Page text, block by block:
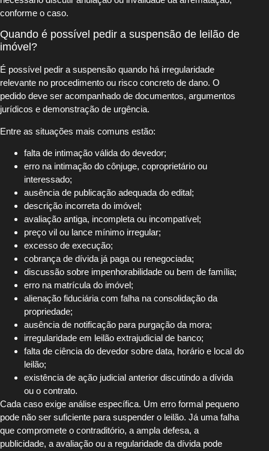
conforme o caso.
Quando é possível pedir a suspensão de leilão de
imóvel?
É possível pedir a suspensão quando há irregularidade
relevante no procedimento ou risco concreto de dano. O
pedido deve ser acompanhado de documentos, argumentos
jurídicos e demonstração de urgência.
Entre as situações mais comuns estão:
falta de intimação válida do devedor;
erro na intimação do cônjuge, coproprietário ou
interessado;
ausência de publicação adequada do edital;
descrição incorreta do imóvel;
avaliação antiga, incompleta ou incompatível;
preço vil ou lance mínimo irregular;
excesso de execução;
cobrança de dívida já paga ou renegociada;
discussão sobre impenhorabilidade ou bem de família;
erro na matrícula do imóvel;
alienação fiduciária com falha na consolidação da
propriedade;
ausência de notificação para purgação da mora;
irregularidade em leilão extrajudicial de banco;
falta de ciência do devedor sobre data, horário e local do
leilão;
existência de ação judicial anterior discutindo a dívida
ou o contrato.
Cada caso exige análise específica. Um erro formal pequeno
pode não ser suficiente para suspender o leilão. Já uma falha
que compromete o contraditório, a ampla defesa, a
publicidade, a avaliação ou a regularidade da dívida pode